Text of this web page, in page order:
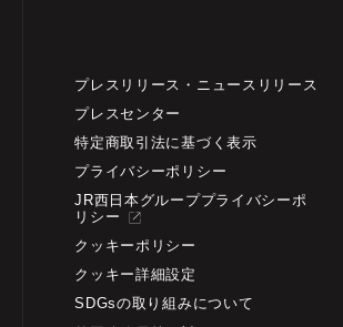
プレスリリース・ ニュースリリース
プレスセンター
特定商取引法に基づく表示
プライバシーポリシー
JR西日本グループプライバシーポ
リシー
クッキーポリシー
クッキー詳細設定
SDGsの取り組みについて